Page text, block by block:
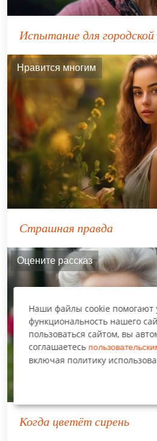
Испытание для
Нравится многим
Страшная правда
Оцените рассказ
Когда цветёт сирень
Наши файлы cookie помогают
функциональность нашего
пользоваться сайтом, вы
соглашаетесь
включая политику